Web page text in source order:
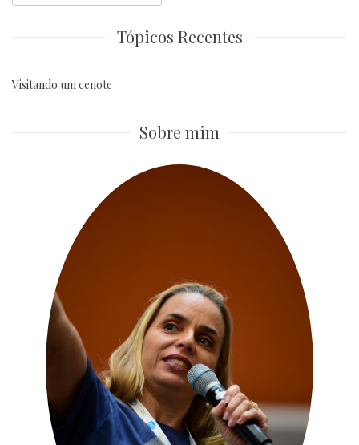
for:
Tópicos Recentes
Visitando um cenote
Sobre mim